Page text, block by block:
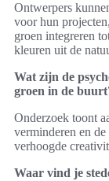
Ontwerpers
voor hun
groen integreren
kleuren uit de
Wat zijn de
groen in de
Onderzoek toont
verminderen en
verhoogde
Waar vind je